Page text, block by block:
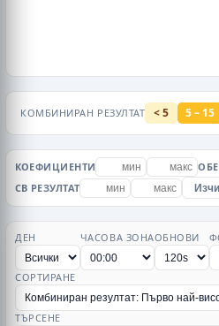
КОМБИНИРАН РЕЗУЛТАТ < 5 5 – 15
КОЕФИЦИЕНТИ
CB РЕЗУЛТАТ
ДЕН ЧАСОВА ЗОНАОБНОВИ
СОРТИРАНЕ
ТЪРСЕНЕ